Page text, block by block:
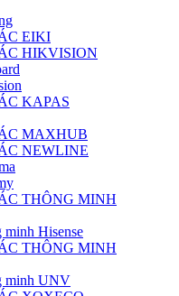
EIKI
HIKVISION
KAPAS
MAXHUB
NEWLINE
THÔNG MINH
minh Hisense
THÔNG MINH
minh UNV